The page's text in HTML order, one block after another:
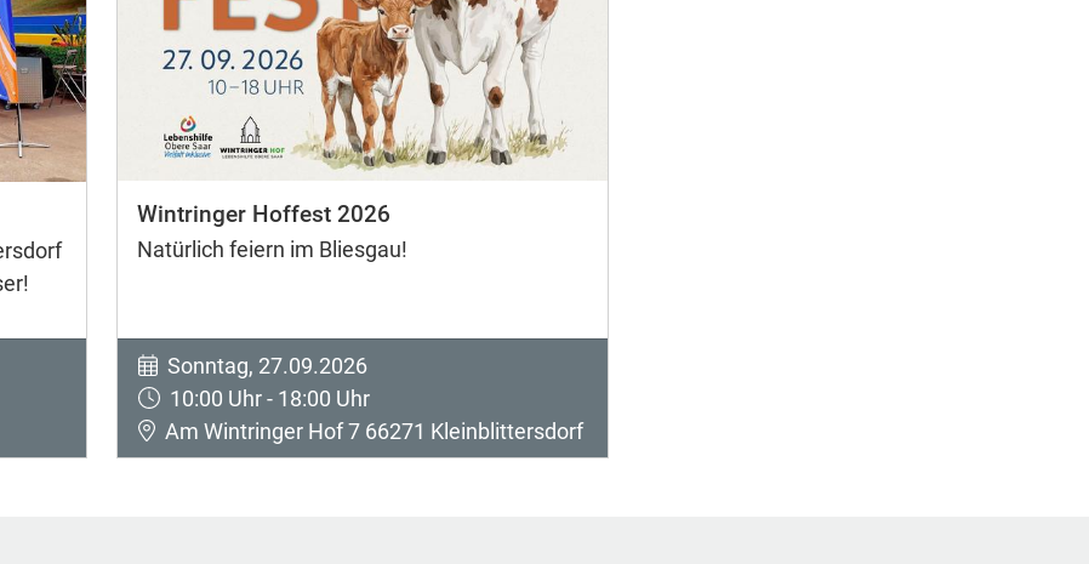
Wintringer Hoffest 2026
Natürlich feiern im Bliesgau!
Sonntag, 27.09.2026
10:00 Uhr - 18:00 Uhr
Am Wintringer Hof 7 66271 Kleinblittersdorf